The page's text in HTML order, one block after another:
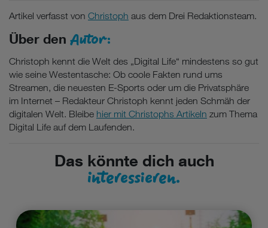
Artikel verfasst von Christoph aus dem Drei Redaktionsteam.
Über den Autor:
Christoph kennt die Welt des „Digital Life“ mindestens so gut
wie seine Westentasche: Ob coole Fakten rund ums
Streamen, die neuesten E-Sports oder um die Privatsphäre
im Internet – Redakteur Christoph kennt jeden Schmäh der
digitalen Welt. Bleibe hier mit Christophs Artikeln zum Thema
Digital Life auf dem Laufenden.
Das könnte dich auch
interessieren.